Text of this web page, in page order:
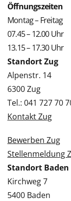
Öffnungszeiten
Montag – Freitag
07.45 – 12.00 Uhr
13.15 – 17.30 Uhr
Standort Zug
Alpenstr. 14
6300 Zug
Tel.: 041 727 70
Kontakt Zug
Bewerben Zug
Stellenmeldung
Standort Baden
Kirchweg 7
5400 Baden